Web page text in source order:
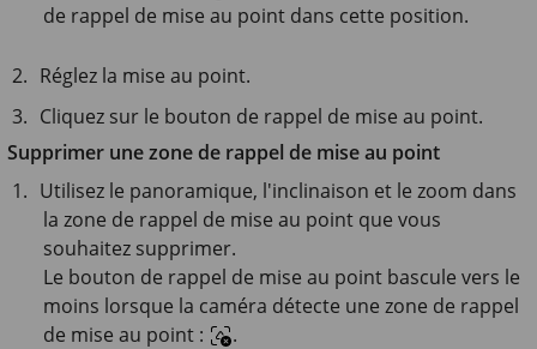
de rappel de mise au point dans cette position.
Réglez la mise au point.
Cliquez sur le bouton de rappel de mise au point.
Supprimer une zone de rappel de mise au point
Utilisez le panoramique, l'inclinaison et le zoom dans
la zone de rappel de mise au point que vous
souhaitez supprimer.
Le bouton de rappel de mise au point bascule vers le
moins lorsque la caméra détecte une zone de rappel
de mise au point :
.